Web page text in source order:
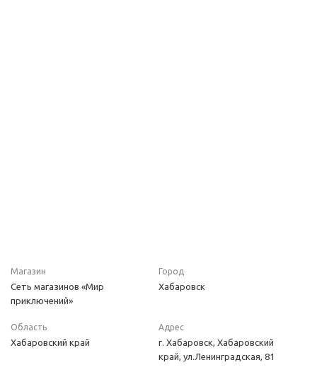
Магазин
Сеть магазинов «Мир
приключений»
Город
Хабаровск
Область
Хабаровский край
Адрес
г. Хабаровск, Хабаровский
край, ул.Ленинградская, 81